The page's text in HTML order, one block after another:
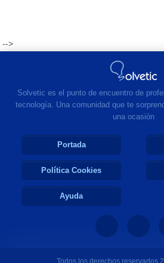
-->
Solvetic es el punto de encuentro de
tecnología. Una comunidad que te
una ocasión
Portada
Política Cookies
Ayuda